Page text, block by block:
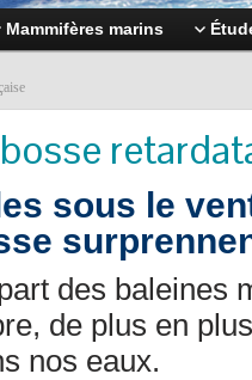
Mammifères marins
sous le
des baleines
de plus en
nos eaux.